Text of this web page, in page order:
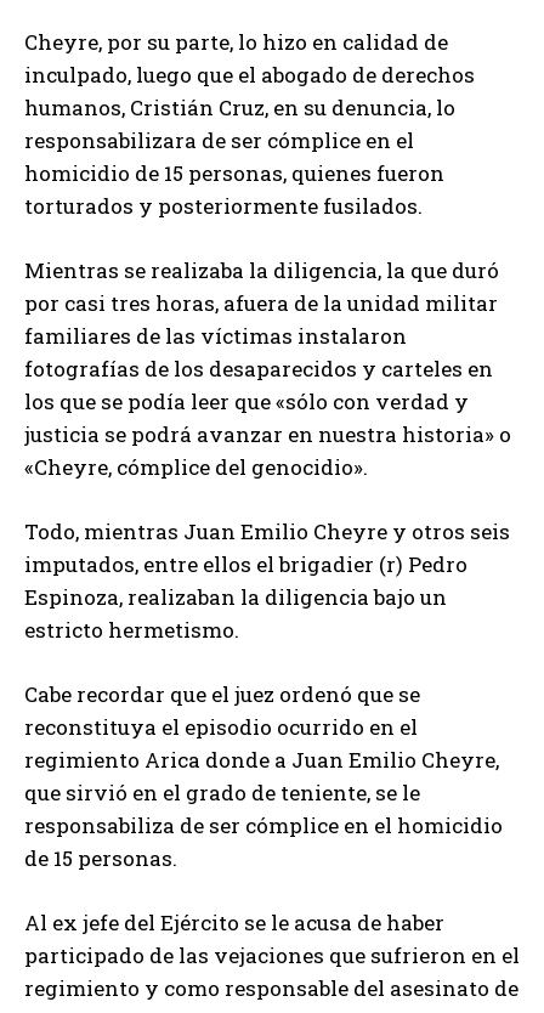
Cheyre, por su parte, lo hizo en calidad de
inculpado, luego que el abogado de derechos
humanos, Cristián Cruz, en su denuncia, lo
responsabilizara de ser cómplice en el
homicidio de 15 personas, quienes fueron
torturados y posteriormente fusilados.
Mientras se realizaba la diligencia, la que duró
por casi tres horas, afuera de la unidad militar
familiares de las víctimas instalaron
fotografías de los desaparecidos y carteles en
los que se podía leer que «sólo con verdad y
justicia se podrá avanzar en nuestra historia» o
«Cheyre, cómplice del genocidio».
Todo, mientras Juan Emilio Cheyre y otros seis
imputados, entre ellos el brigadier (r) Pedro
Espinoza, realizaban la diligencia bajo un
estricto hermetismo.
Cabe recordar que el juez ordenó que se
reconstituya el episodio ocurrido en el
regimiento Arica donde a Juan Emilio Cheyre,
que sirvió en el grado de teniente, se le
responsabiliza de ser cómplice en el homicidio
de 15 personas.
Al ex jefe del Ejército se le acusa de haber
participado de las vejaciones que sufrieron en el
regimiento y como responsable del asesinato de